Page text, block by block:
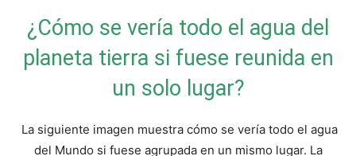
¿Cómo se vería todo el agua del
planeta tierra si fuese reunida en
un solo lugar?
La siguiente imagen muestra cómo se vería todo el agua
del Mundo si fuese agrupada en un mismo lugar. La